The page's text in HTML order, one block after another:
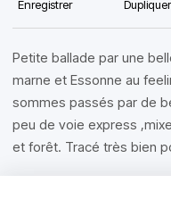
Enregistrer Dupliquer
Petite ballade par une
marne et Essonne au
sommes passés par de
peu de voie express
et forêt. Tracé très bien